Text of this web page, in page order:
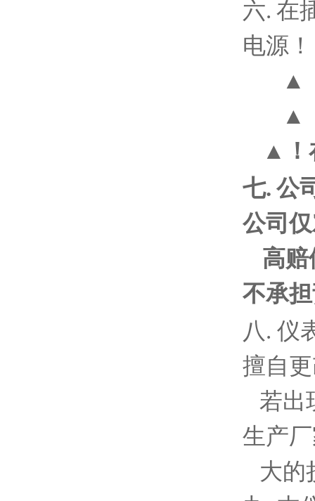
六. 在
电源！
▲
▲
▲
！
七. 公
公司
高
不承
八. 仪
擅自
若出
生产
大的